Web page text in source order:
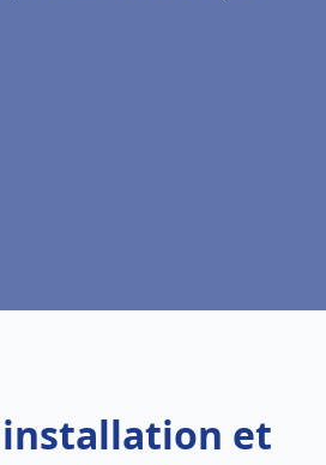
installation et